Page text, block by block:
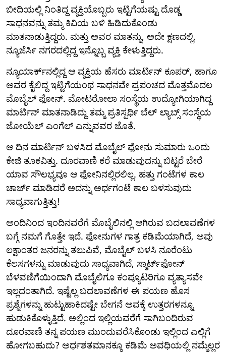
ಬೀದಿಯಲ್ಲಿ ನಿಂತಿದ್ದ ವ್ಯಕ್ತಿಯೊಬ್ಬರು ಇಟ್ಟಿಗೆಯಷ್ಟು ದೊಡ್ಡ
ಸಾಧನವನ್ನು ತಮ್ಮ ಕಿವಿಯ ಬಳಿ ಹಿಡಿದುಕೊಂಡು
ಮಾತನಾಡುತ್ತಿದ್ದರು. ಮತ್ತು ಅವರ ಮಾತನ್ನು, ಅದೇ ಕ್ಷಣದಲ್ಲಿ,
ನ್ಯೂಜೆರ್ಸಿ ನಗರದಲ್ಲಿದ್ದ ಇನ್ನೊಬ್ಬ ವ್ಯಕ್ತಿ ಕೇಳುತ್ತಿದ್ದರು.
ನ್ಯೂಯಾರ್ಕ್‌ನಲ್ಲಿದ್ದ ಆ ವ್ಯಕ್ತಿಯ ಹೆಸರು ಮಾರ್ಟಿನ್ ಕೂಪರ್, ಹಾಗೂ
ಅವರ ಕೈಲಿದ್ದ ಇಟ್ಟಿಗೆಯಂಥ ಸಾಧನವೇ ಪ್ರಪಂಚದ ಮೊತ್ತಮೊದಲ
ಮೊಬೈಲ್ ಫೋನ್. ಮೋಟರೋಲಾ ಸಂಸ್ಥೆಯ ಉದ್ಯೋಗಿಯಾಗಿದ್ದ
ಮಾರ್ಟಿನ್ ಮಾತನಾಡಿದ್ದು ತಮ್ಮ ಪ್ರತಿಸ್ಪರ್ಧಿ ಬೆಲ್ ಲ್ಯಾಬ್ಸ್ ಸಂಸ್ಥೆಯ
ಜೋಯೆಲ್ ಎಂಗೆಲ್‌ ಎನ್ನುವವರ ಜೊತೆ.
ಆ ದಿನ ಮಾರ್ಟಿನ್ ಬಳಸಿದ ಮೊಬೈಲ್ ಫೋನು ಸುಮಾರು ಒಂದು
ಕೇಜಿ ತೂಕವಿತ್ತು. ದೂರವಾಣಿ ಕರೆ ಮಾಡುವುದನ್ನು ಬಿಟ್ಟರೆ ಬೇರೆ
ಯಾವ ಸೌಲಭ್ಯವೂ ಆ ಫೋನಿನಲ್ಲಿರಲಿಲ್ಲ. ಹತ್ತು ಗಂಟೆಗಳ ಕಾಲ
ಚಾರ್ಜ್ ಮಾಡಿದರೆ ಅದನ್ನು ಅರ್ಧಗಂಟೆ ಕಾಲ ಬಳಸುವುದು
ಸಾಧ್ಯವಾಗುತ್ತಿತ್ತು!
ಅಂದಿನಿಂದ ಇಂದಿನವರೆಗೆ ಮೊಬೈಲಿನಲ್ಲಿ ಆಗಿರುವ ಬದಲಾವಣೆಗಳ
ಬಗ್ಗೆ ನಮಗೆ ಗೊತ್ತೇ ಇದೆ. ಫೋನುಗಳ ಗಾತ್ರ ಕಡಿಮೆಯಾಗಿದೆ, ಅವು
ಲಕ್ಷಾಂತರ ಜನರನ್ನು ತಲುಪಿವೆ, ಮೊಬೈಲ್ ಬಳಸಿ ನೂರೆಂಟು
ಕೆಲಸಗಳನ್ನು ಮಾಡುವುದು ಸಾಧ್ಯವಾಗಿದೆ, ಸ್ಮಾರ್ಟ್‌ಫೋನ್
ಬೆಳವಣಿಗೆಯಿಂದಾಗಿ ಮೊಬೈಲಿಗೂ ಕಂಪ್ಯೂಟರಿಗೂ ವ್ಯತ್ಯಾಸವೇ
ಇಲ್ಲದಂತಾಗಿದೆ. ಇಷ್ಟೆಲ್ಲ ಬದಲಾವಣೆಗಳ ಈ ಪಯಣ ಹೊಸ
ಪ್ರಶ್ನೆಗಳನ್ನು ಹುಟ್ಟುಹಾಕಿದಷ್ಟೇ ಬೇಗನೆ ಅವಕ್ಕೆ ಉತ್ತರಗಳನ್ನೂ
ಹುಡುಕಿಕೊಳ್ಳುತ್ತಿದೆ. ಅಲ್ಲಿಂದ ಇಲ್ಲಿಯವರೆಗೆ ಸಾಗಿಬಂದಿರುವ
ದೂರವಾಣಿ ತನ್ನ ಪಯಣ ಮುಂದುವರೆಸಿಕೊಂಡು ಇಲ್ಲಿಂದ ಎಲ್ಲಿಗೆ
ಹೋಗಬಹುದು? ಅರ್ಧಶತಮಾನಕ್ಕೂ ಕಡಿಮೆ ಅವಧಿಯಲ್ಲಿ ನಮ್ಮೆಲ್ಲರ